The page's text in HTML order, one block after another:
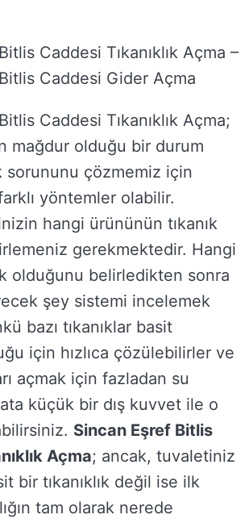
Caddesi Tıkanıklık Açma –
Caddesi Gider Açma
Caddesi Tıkanıklık Açma;
mağdur olduğu bir durum
sorununu çözmemiz için
yöntemler olabilir.
hangi ürününün tıkanık
gerekmektedir. Hangi
olduğunu belirledikten sonra
şey sistemi incelemek
bazı tıkanıklar basit
için hızlıca çözülebilirler ve
açmak için fazladan su
küçük bir dış kuvvet ile o
Sincan Eşref Bitlis
Açma; ancak, tuvaletiniz
bir tıkanıklık değil ise ilk
tam olarak nerede